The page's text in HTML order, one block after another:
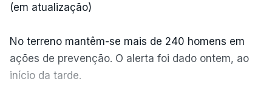
(em atualização)
No terreno mantêm-se mais de 240 homens em
ações de prevenção. O alerta foi dado ontem, ao
início da tarde.